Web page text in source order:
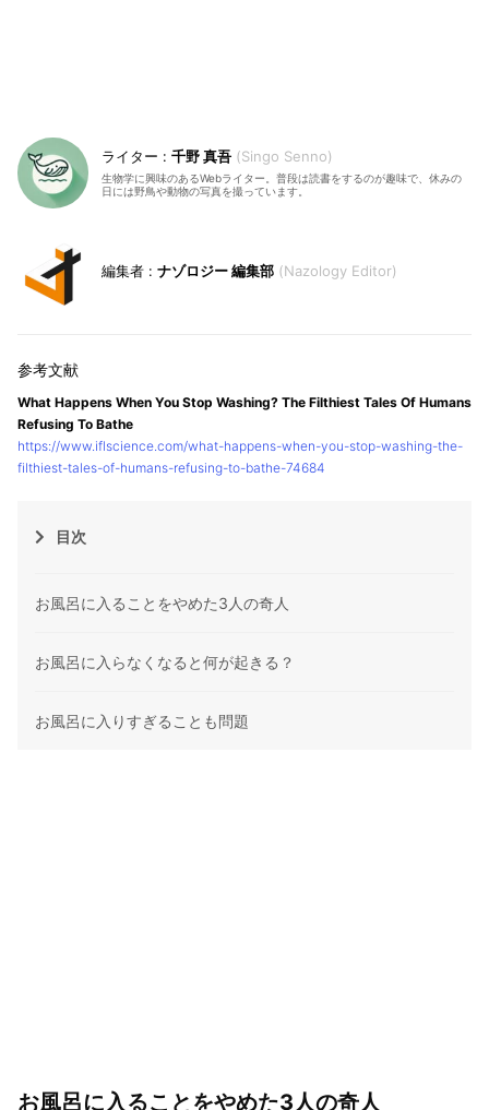
千野 真吾 Singo Senno
生物学に興味のあるWebライター。普段は読書をするのが趣味で、休みの
日には野鳥や動物の写真を撮っています。
ナゾロジー 編集部 Nazology Editor
What Happens When You Stop Washing? The Filthiest Tales Of Humans
Refusing To Bathe
https://www.iflscience.com/what-happens-when-you-stop-washing-the-
filthiest-tales-of-humans-refusing-to-bathe-74684
目次
お風呂に入ることをやめた3人の奇人
お風呂に入らなくなると何が起きる？
お風呂に入りすぎることも問題
お風呂に入ることをやめた3人の奇人